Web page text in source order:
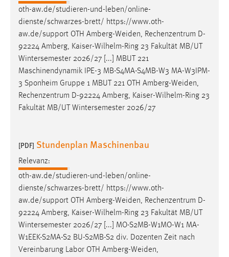
oth-aw.de/studieren-und-leben/online-
dienste/schwarzes-brett/ https://www.oth-
aw.de/support OTH Amberg-Weiden, Rechenzentrum D-
92224 Amberg, Kaiser-Wilhelm-Ring 23 Fakultät MB/UT
Wintersemester 2026/27 [...] MBUT 221
Maschinendynamik IPE-3 MB-S4MA-S4MB-W3 MA-W3IPM-
3 Sponheim Gruppe 1 MBUT 221 OTH Amberg-Weiden,
Rechenzentrum D-92224 Amberg, Kaiser-Wilhelm-Ring 23
Fakultät MB/UT Wintersemester 2026/27
[PDF] Stundenplan Maschinenbau
Relevanz:
oth-aw.de/studieren-und-leben/online-
dienste/schwarzes-brett/ https://www.oth-
aw.de/support OTH Amberg-Weiden, Rechenzentrum D-
92224 Amberg, Kaiser-Wilhelm-Ring 23 Fakultät MB/UT
Wintersemester 2026/27 [...] MO-S2MB-W1MO-W1 MA-
W1EEK-S2MA-S2 BU-S2MB-S2 div. Dozenten Zeit nach
Vereinbarung Labor OTH Amberg-Weiden,